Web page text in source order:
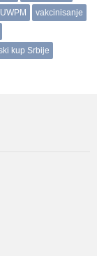
UWPM
vakcinisanje
kup Srbije